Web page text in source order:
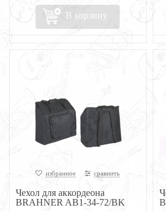
В корзину
избранное сравнить
Чехол для аккордеона
BRAHNER AB1-34-72/BK